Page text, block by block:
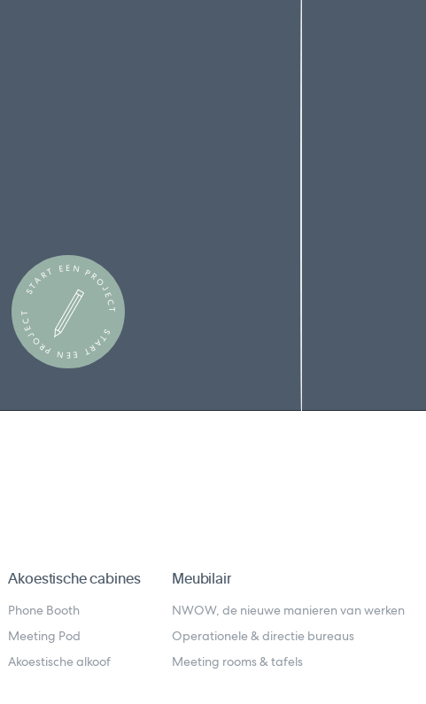
START EEN PROJECT
START EEN PROJECT
Akoestische cabines
Phone Booth
Meeting Pod
Akoestische alkoof
Meubilair
NWOW, de nieuwe manieren van werken
Operationele & directie bureaus
Meeting rooms & tafels